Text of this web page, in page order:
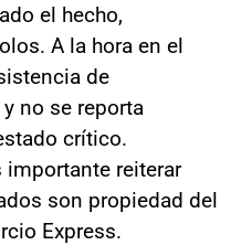
el hecho,
A la hora en el
de
no se reporta
crítico.
importante reiterar
son propiedad del
Express.